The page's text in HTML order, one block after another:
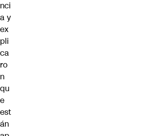
nci
a y
ex
pli
ca
ro
n
qu
e
est
án